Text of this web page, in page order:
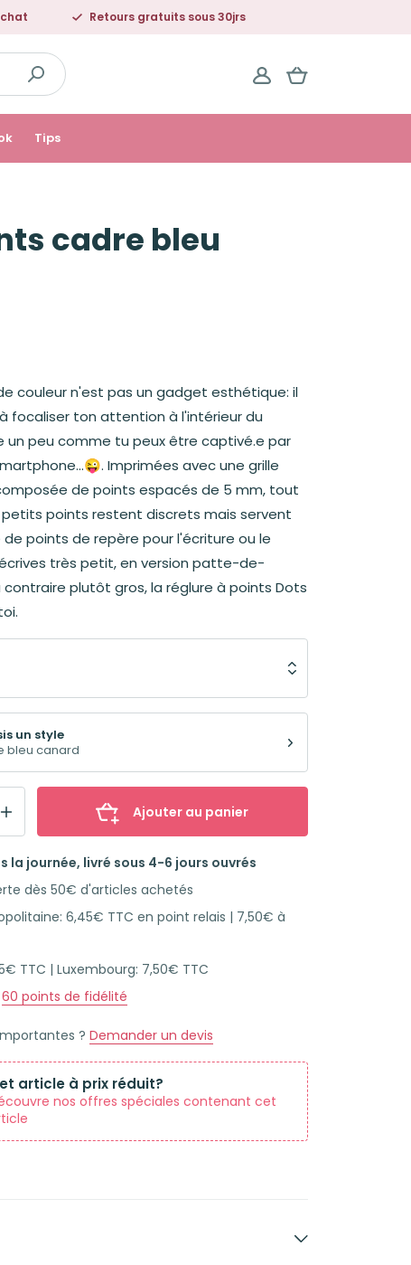
Retours gratuits sous 30jrs
Tips
cadre bleu
couleur n'est pas un gadget esthétique: il
focaliser ton attention à l'intérieur du
un peu comme tu peux être captivé.e par
Imprimées avec une grille
de points espacés de 5 mm, tout
petits points restent discrets mais servent
points de repère pour l'écriture ou le
très petit, en version patte-de-
contraire plutôt gros, la réglure à points Dots
un style
bleu canard
Ajouter au panier
la journée, livré sous 4-6 jours ouvrés
dès 50€ d'articles achetés
6,45€ TTC en point relais | 7,50€ à
TTC | Luxembourg: 7,50€ TTC
60 points de fidélité
? Demander un devis
article à prix réduit?
nos offres spéciales contenant cet